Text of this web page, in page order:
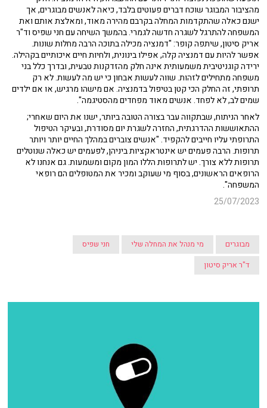
מהציבור המבוגר שוכח דברים פעוטים בלבד, כיאה לאנשים מבוגרים, אך
ישנם כאלה שהתקדמות המחלה בקרבם מהירה מאוד, ומאלצת אותם ואת
המשפחה להתרגל לשגרה חדשה לגמרי. בהמשך השיחה עם חני שפיס וד"ר
אריק סיטון, שיתפה קופר: "דמנציה מכילה בתוכה הרבה מחלות שונות.
אפשר להיות עם דמנציה קלה, אפילו בינונית, ולחיות חיים איכותיים בקהילה.
ירידה קוגניטיבית משמעותית אינה חלק מהזדקנות טבעית, ובדרך כלל בני
משפחה מתחילים לזהות. שווה לעשות אבחון כי יש מה לעשות. לא רק
תרופתי, זה החלק הכי קטן בטיפול בדמנציה. אם מישהו מרגיש, או אם ילדים
שמים לב, לא לפחד. אנשים מאוד מפחדים מהסטיגמה".
לאחר הניתוח, שבתקווה עבר בצורה הטובה ביותר, ישנו את היום שאחרי;
ההתאוששות ההדרגתית, החזרה לשגרת יום מסודרת, ובעיקר הטיפול
התרופתי עליו חייבים להקפיד. "אנשים צוברים במהלך החיים יותר ויותר
תרופות. הרבה פעמים יש אינטראקציות ביניהן, לפעמים יש כאלה שנוטלים
תרופות ללא צורך. יש לתרופות הללו המון מקום ומשמעות. גם אנחנו לא
הרופאים הראשונים, בסוף מי שעוקב ומכיר את המטופלים הם רופאי
המשפחה".
25/07/2023
מבוגרים מי מנהל את המחלה שלי
חני שפיס
ד"ר אריק סיטון